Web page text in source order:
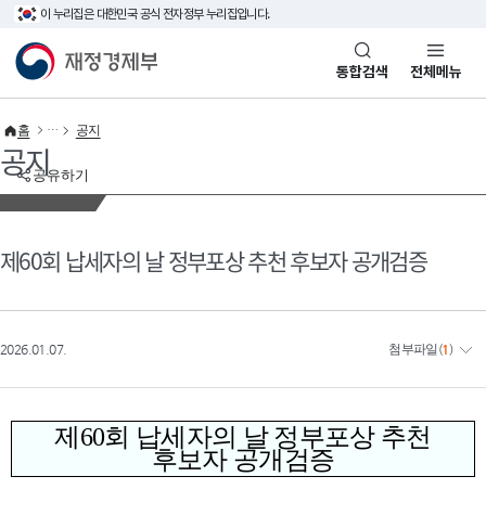
이 누리집은 대한민국 공식 전자정부 누리집입니다.
재정경제부(www.mofe.go.kr)통합검색 전체메뉴
공유하기
홈 공지
공지
제60회 납세자의 날 정부포상 추천 후보자 공개검증
2026.01.07. 첨부파일 (1)